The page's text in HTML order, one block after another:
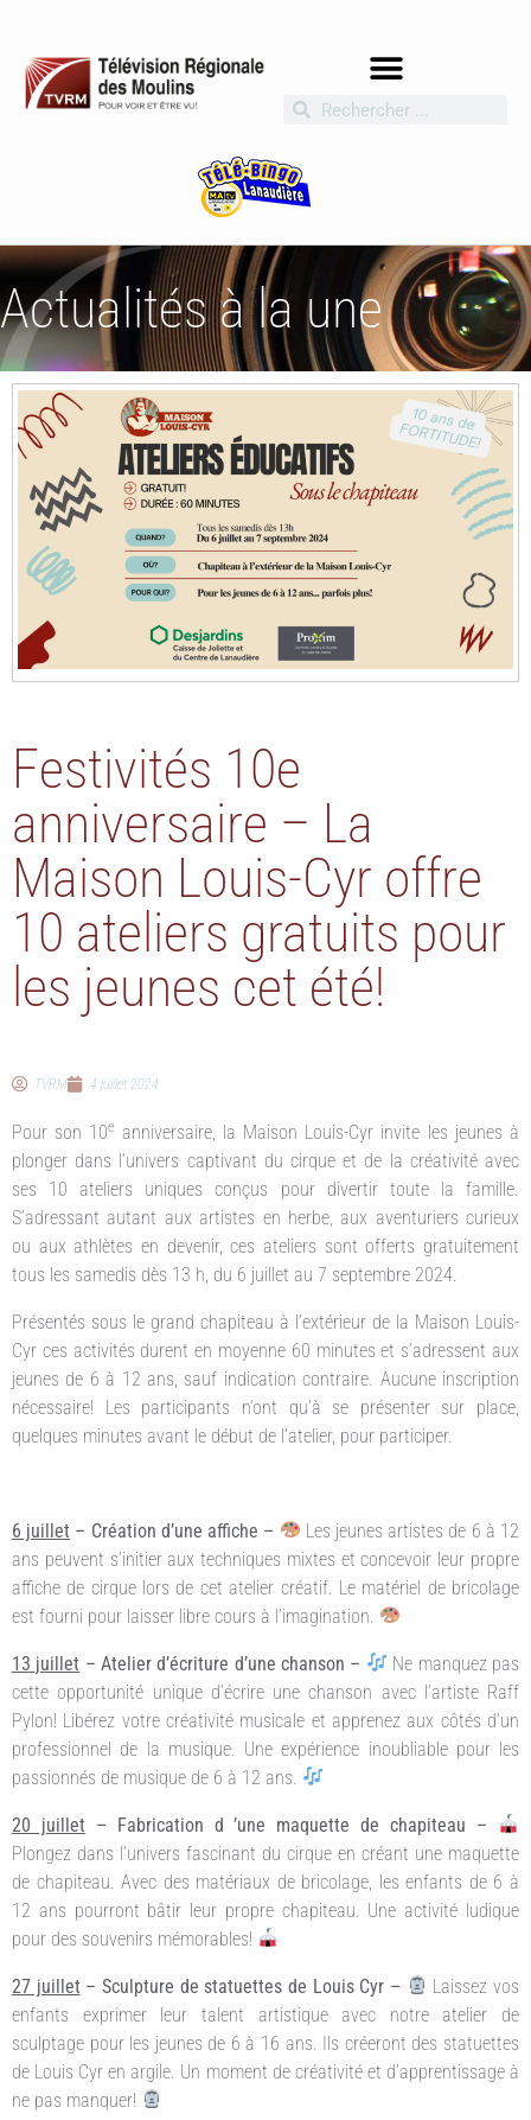
Actualités à la une
Festivités 10e
anniversaire – La
Maison Louis-Cyr offre
10 ateliers gratuits pour
les jeunes cet été!
TVRM 4 juillet 2024
Pour son 10e anniversaire, la Maison Louis-Cyr invite les jeunes à
plonger dans l’univers captivant du cirque et de la créativité avec
ses 10 ateliers uniques conçus pour divertir toute la famille.
S’adressant autant aux artistes en herbe, aux aventuriers curieux
ou aux athlètes en devenir, ces ateliers sont offerts gratuitement
tous les samedis dès 13 h, du 6 juillet au 7 septembre 2024.
Présentés sous le grand chapiteau à l’extérieur de la Maison Louis-
Cyr ces activités durent en moyenne 60 minutes et s’adressent aux
jeunes de 6 à 12 ans, sauf indication contraire. Aucune inscription
nécessaire! Les participants n’ont qu’à se présenter sur place,
quelques minutes avant le début de l’atelier, pour participer.
6 juillet – Création d’une affiche –
Les jeunes artistes de 6 à 12
ans peuvent s’initier aux techniques mixtes et concevoir leur propre
affiche de cirque lors de cet atelier créatif. Le matériel de bricolage
est fourni pour laisser libre cours à l’imagination.
13 juillet – Atelier d’écriture d’une chanson –
Ne manquez pas
cette opportunité unique d’écrire une chanson avec l’artiste Raff
Pylon! Libérez votre créativité musicale et apprenez aux côtés d’un
professionnel de la musique. Une expérience inoubliable pour les
passionnés de musique de 6 à 12 ans.
20 juillet – Fabrication d ’une maquette de chapiteau –
Plongez dans l’univers fascinant du cirque en créant une maquette
de chapiteau. Avec des matériaux de bricolage, les enfants de 6 à
12 ans pourront bâtir leur propre chapiteau. Une activité ludique
pour des souvenirs mémorables!
27 juillet – Sculpture de statuettes de Louis Cyr –
Laissez vos
enfants exprimer leur talent artistique avec notre atelier de
sculptage pour les jeunes de 6 à 16 ans. Ils créeront des statuettes
de Louis Cyr en argile. Un moment de créativité et d’apprentissage à
ne pas manquer!